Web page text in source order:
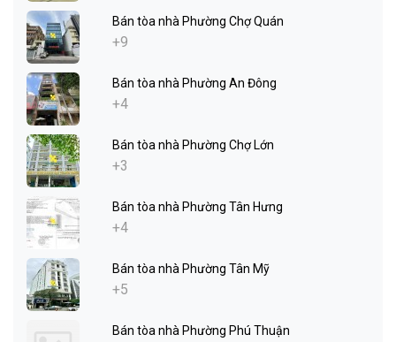
Bán tòa nhà Phường Chợ Quán
+9
Bán tòa nhà Phường An Đông
+4
Bán tòa nhà Phường Chợ Lớn
+3
Bán tòa nhà Phường Tân Hưng
+4
Bán tòa nhà Phường Tân Mỹ
+5
Bán tòa nhà Phường Phú Thuận